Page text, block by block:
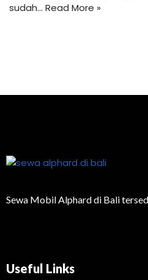
sudah… Read More »
Sewa Mobil Alphard di Bali
Useful Links